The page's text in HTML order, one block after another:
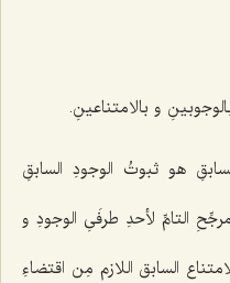
و بالامتناعینِ‌.
هو ثبوتُ الوجودِ السابقِ
التامِّ لأحدِ طرفَیِ الوجودِ و
السابق اللازم مِن اقتضاءِ